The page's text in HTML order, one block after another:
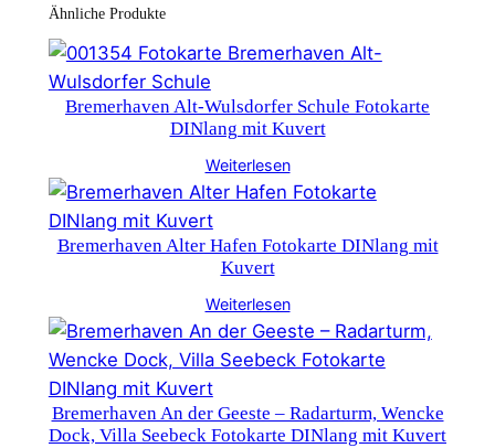
Ähnliche Produkte
Bremerhaven Alt-Wulsdorfer Schule Fotokarte
DINlang mit Kuvert
Weiterlesen
Bremerhaven Alter Hafen Fotokarte DINlang mit
Kuvert
Weiterlesen
Bremerhaven An der Geeste – Radarturm, Wencke
Dock, Villa Seebeck Fotokarte DINlang mit Kuvert